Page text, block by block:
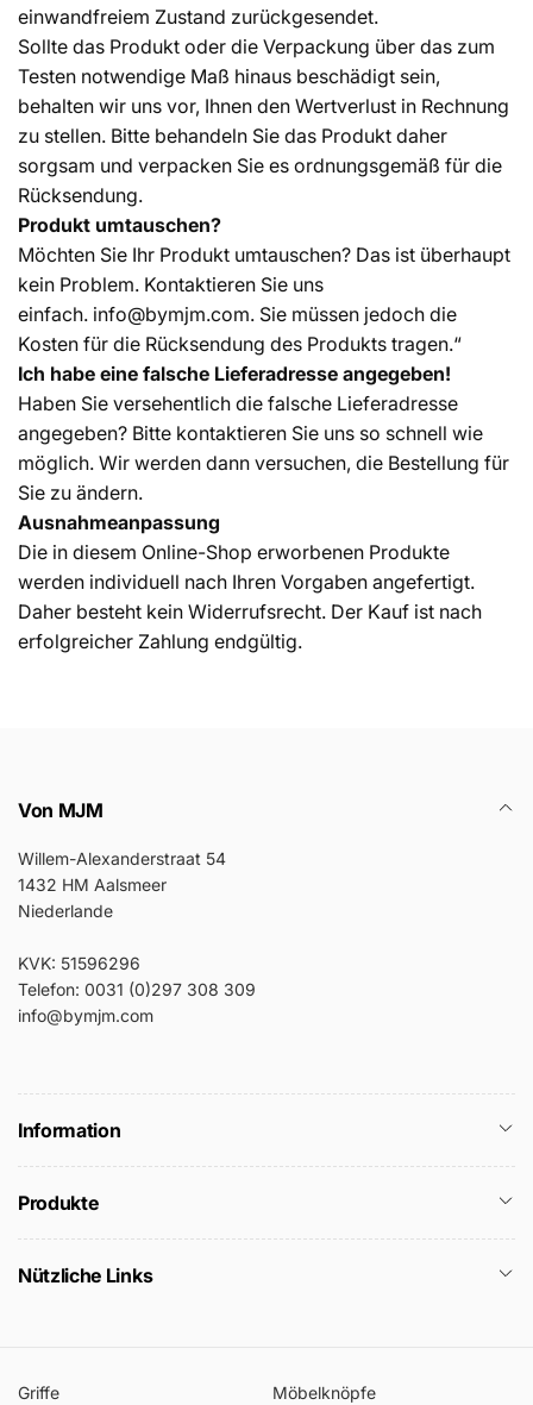
einwandfreiem Zustand zurückgesendet.
Sollte das Produkt oder die Verpackung über das zum
Testen notwendige Maß hinaus beschädigt sein,
behalten wir uns vor, Ihnen den Wertverlust in Rechnung
zu stellen. Bitte behandeln Sie das Produkt daher
sorgsam und verpacken Sie es ordnungsgemäß für die
Rücksendung.
Produkt umtauschen?
Möchten Sie Ihr Produkt umtauschen? Das ist überhaupt
kein Problem. Kontaktieren Sie uns
einfach. info@bymjm.com. Sie müssen jedoch die
Kosten für die Rücksendung des Produkts tragen.“
Ich habe eine falsche Lieferadresse angegeben!
Haben Sie versehentlich die falsche Lieferadresse
angegeben? Bitte kontaktieren Sie uns so schnell wie
möglich. Wir werden dann versuchen, die Bestellung für
Sie zu ändern.
Ausnahmeanpassung
Die in diesem Online-Shop erworbenen Produkte
werden individuell nach Ihren Vorgaben angefertigt.
Daher besteht kein Widerrufsrecht. Der Kauf ist nach
erfolgreicher Zahlung endgültig.
Von MJM
Willem-Alexanderstraat 54
1432 HM Aalsmeer
Niederlande
KVK: 51596296
Telefon: 0031 (0)297 308 309
info@bymjm.com
Information
Produkte
Nützliche Links
Griffe Möbelknöpfe